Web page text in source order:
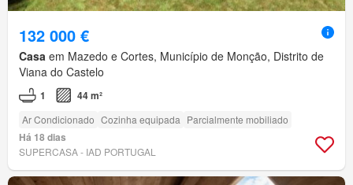
132 000 €
Casa em Mazedo e Cortes, Município de Monção, Distrito de
Viana do Castelo
1 44 m²
Ar Condicionado Cozinha equipada Parcialmente mobiliado
Há 18 dias
SUPERCASA - IAD PORTUGAL